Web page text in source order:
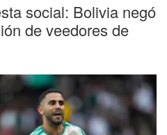
social: Bolivia negó
de veedores de